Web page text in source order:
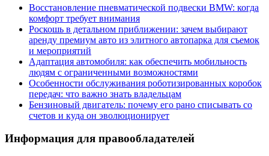
Восстановление пневматической подвески BMW: когда
комфорт требует внимания
Роскошь в детальном приближении: зачем выбирают
аренду премиум авто из элитного автопарка для съемок
и мероприятий
Адаптация автомобиля: как обеспечить мобильность
людям с ограниченными возможностями
Особенности обслуживания роботизированных коробок
передач: что важно знать владельцам
Бензиновый двигатель: почему его рано списывать со
счетов и куда он эволюционирует
Информация для правообладателей